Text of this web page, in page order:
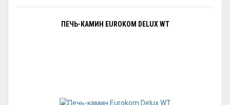
ПЕЧЬ-КАМИН EUROKOM DELUX WT